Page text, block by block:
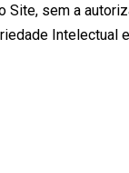
sem a
Intelectual